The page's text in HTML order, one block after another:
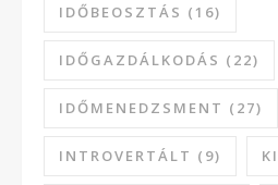
IDŐBEOSZTÁS (16)
IDŐGAZDÁLKODÁS (22)
IDŐMENEDZSMENT (27)
INTROVERTÁLT (9)